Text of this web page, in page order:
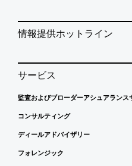
情報提供ホットライン
サービス
監査およびブローダーアシュアランス
コンサルティング
ディールアドバイザリー
フォレンジック